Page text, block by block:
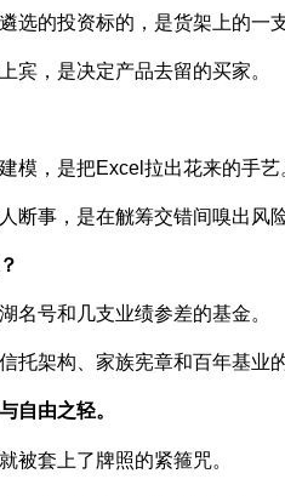
选的投资标的，是货架上的一
宾，是决定产品去留的买家。
模，是把Excel 拉出花来的手艺
断事，是在觥筹交错间嗅出风
名号和几支业绩参差的基金。
托架构、家族宪章和百年基业
自由之轻。
被套上了牌照的紧箍咒。